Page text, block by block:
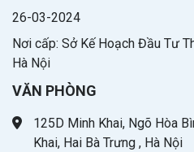
26-03-2024
Nơi cấp: Sở Kế Hoạch Đầu Tư
Hà Nội
VĂN PHÒNG
125D Minh Khai, Ngõ Hòa
Khai, Hai Bà Trưng , Hà Nội